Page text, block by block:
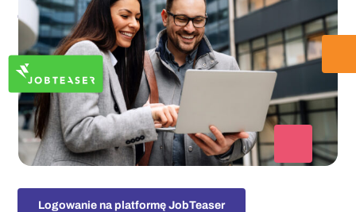
darmowe! Sprawdź jakie benefity daje rejestracja na
platformie:
Dla studentów i absolwentów: baza ofert pracy i
Twój profil zawodowy na platformie JobTeaser
Dla pracodawców: rejestracja i zamieszczenie
ofert pracy na platformie JobTeaser
Logowanie na platformę JobTeaser